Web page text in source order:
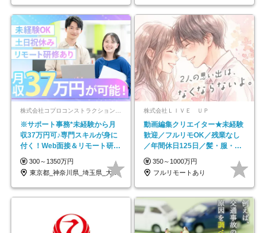
※サポート事務*未経験から月
収37万円可♪専門スキルが身に
付く！Web面接＆リモート研修
も充実♪/a
300～1350万円
東京都_神奈川県_埼玉県_大阪府_愛知県…
株式会社ＬＩＶＥ ＵＰ
動画編集クリエイター★未経験
歓迎／フルリモOK／残業なし
／年間休日125日／髪・服・ネ
イル自由／研修充実で安心
350～1000万円
フルリモートあり